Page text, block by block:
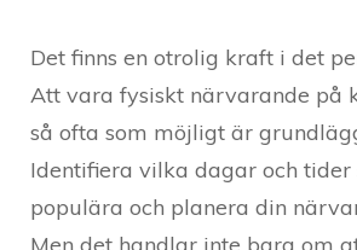
Det finns en otrolig kraft i det
Att vara fysiskt närvarande på
så ofta som möjligt är
Identifiera vilka dagar och tider
populära och planera din